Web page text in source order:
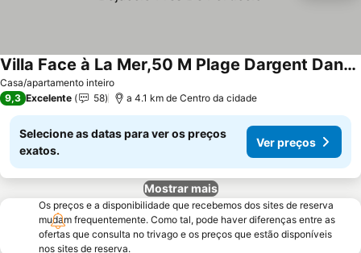
Casa/apartamento inteiro
Villa Face à La Mer,50 M Plage Dargent Dans Golfe Dajaccio Près De Porticcio
Ver preços
9,3 Excelente 58 a 4.1 km de Centro da cidade
Selecione as datas para ver os preços
exatos.
Ver preços
Mostrar mais
Os preços e a disponibilidade que recebemos dos sites de reserva
mudam frequentemente. Como tal, pode haver diferenças entre as
ofertas que consulta no trivago e os preços que estão disponíveis
nos sites de reserva.